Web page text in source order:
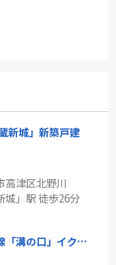
」中古戸建
が丘３丁目
徒歩8分
津区二子６丁目
新城」新築戸建
高津区北野川
城」駅 徒歩26分
東急田園都市線「溝の口」イクシア溝の口